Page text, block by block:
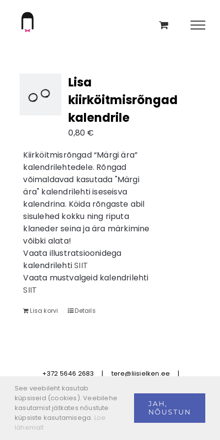
content
Lisa
kiirköitmisrõngad
kalendrile
0,80 €
Kiirköitmisrõngad “Märgi ära”
kalendrilehtedele. Rõngad
võimaldavad kasutada "Märgi
ära" kalendrilehti iseseisva
kalendrina. Köida rõngaste abil
sisulehed kokku ning riputa
klaneder seina ja ära märkimine
võibki alata!
Vaata illustratsioonidega
kalendrilehtiSIIT
Vaata mustvalgeid kalendrilehti
SIIT
Lisa korvi Details
+372 5646 2683 |tere@liisielken.ee |
Facebook
See veebileht kasutab
küpsiseid (cookies). Veebilehe
kasutamist jätkates nõustute
küpsiste kasutamisega. Loe
lähemalt
JAH,
NÕUSTUN